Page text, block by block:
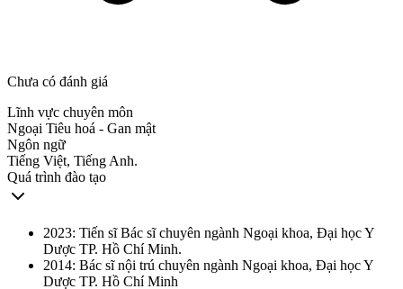
Chưa có đánh giá
Lĩnh vực chuyên môn
Ngoại Tiêu hoá - Gan mật
Ngôn ngữ
Tiếng Việt, Tiếng Anh.
Quá trình đào tạo
2023: Tiến sĩ Bác sĩ chuyên ngành Ngoại khoa, Đại học Y
Dược TP. Hồ Chí Minh.
2014: Bác sĩ nội trú chuyên ngành Ngoại khoa, Đại học Y
Dược TP. Hồ Chí Minh